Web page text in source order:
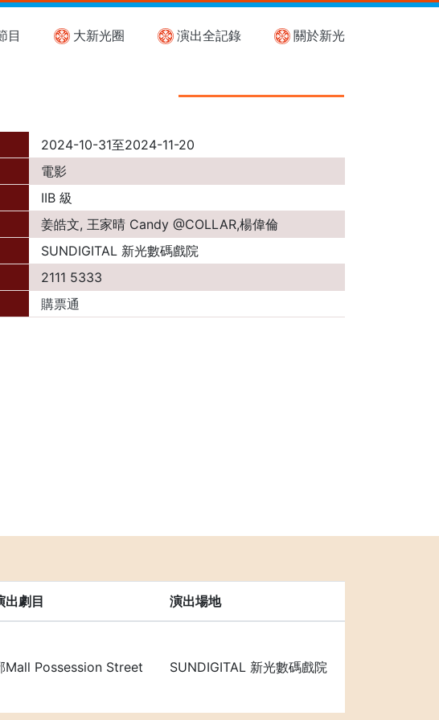
目 大新光圈 演出全記錄 關於新光
2024-10-31至2024-11-20
電影
IIB 級
姜皓文, 王家晴 Candy @COLLAR,楊偉倫
SUNDIGITAL 新光數碼戲院
2111 5333
購票通
出劇目 演出場地
Mall Possession Street SUNDIGITAL 新光數碼戲院